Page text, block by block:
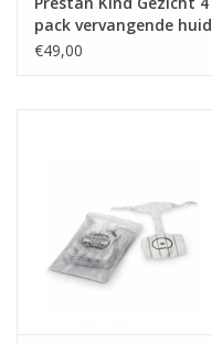
pack vervangende huid
€49,00